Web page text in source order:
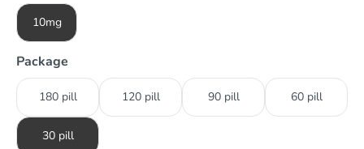
10mg
Package
180 pill 120 pill 90 pill 60 pill
30 pill